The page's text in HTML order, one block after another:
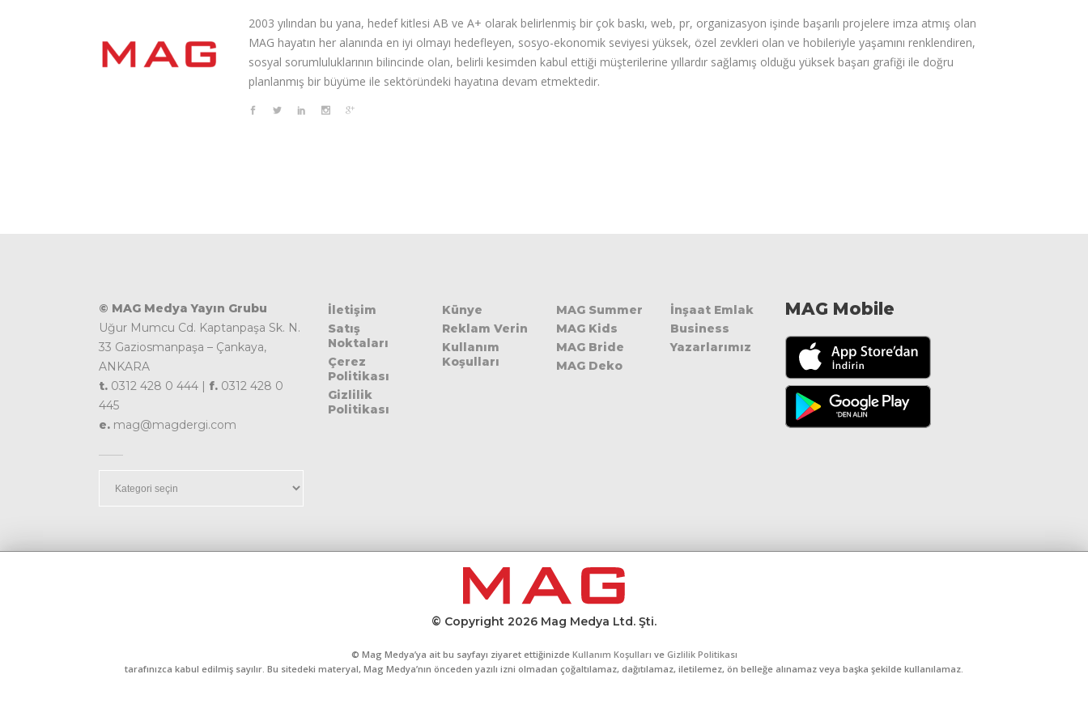
2003 yılından bu yana, hedef kitlesi AB ve A+ olarak belirlenmiş bir çok baskı, web, pr, organizasyon işinde başarılı projelere imza atmış olan
MAG hayatın her alanında en iyi olmayı hedefleyen, sosyo-ekonomik seviyesi yüksek, özel zevkleri olan ve hobileriyle yaşamını renklendiren,
sosyal sorumluluklarının bilincinde olan, belirli kesimden kabul ettiği müşterilerine yıllardır sağlamış olduğu yüksek başarı grafiği ile doğru
planlanmış bir büyüme ile sektöründeki hayatına devam etmektedir.
© MAG Medya Yayın Grubu
Uğur Mumcu Cd. Kaptanpaşa Sk. N.
33 Gaziosmanpaşa – Çankaya,
ANKARA
t. 0312 428 0 444 | f. 0312 428 0
445
e. mag@magdergi.com
İletişim
Satış
Noktaları
Çerez
Politikası
Gizlilik
Politikası
Künye
Reklam Verin
Kullanım
Koşulları
MAG Summer
MAG Kids
MAG Bride
MAG Deko
İnşaat Emlak
Business
Yazarlarımız
MAG Mobile
© Copyright 2026 Mag Medya Ltd. Şti.
© Mag Medya’ya ait bu sayfayı ziyaret ettiğinizde Kullanım Koşulları ve Gizlilik Politikası
tarafınızca kabul edilmiş sayılır. Bu sitedeki materyal, Mag Medya’nın önceden yazılı izni olmadan çoğaltılamaz, dağıtılamaz, iletilemez, ön belleğe alınamaz veya başka şekilde kullanılamaz.